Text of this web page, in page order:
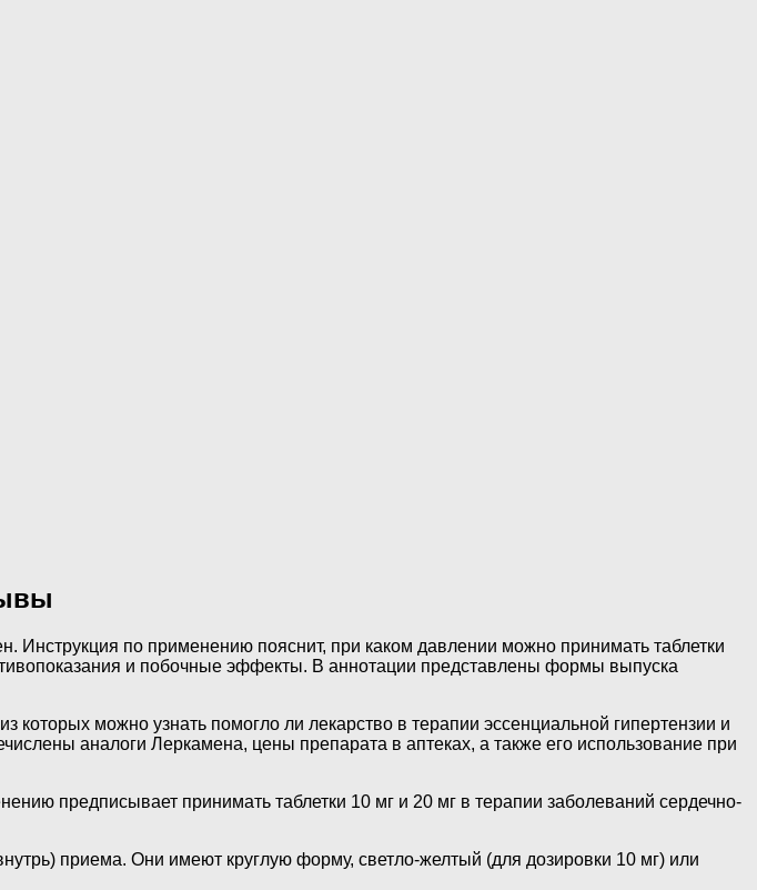
Инструкция по применению пояснит, при каком давлении можно принимать таблетки
и побочные эффекты. В аннотации представлены формы выпуска
которых можно узнать помогло ли лекарство в терапии эссенциальной гипертензии и
аналоги Леркамена, цены препарата в аптеках, а также его использование при
предписывает принимать таблетки 10 мг и 20 мг в терапии заболеваний сердечно-
приема. Они имеют круглую форму, светло-желтый (для дозировки 10 мг) или